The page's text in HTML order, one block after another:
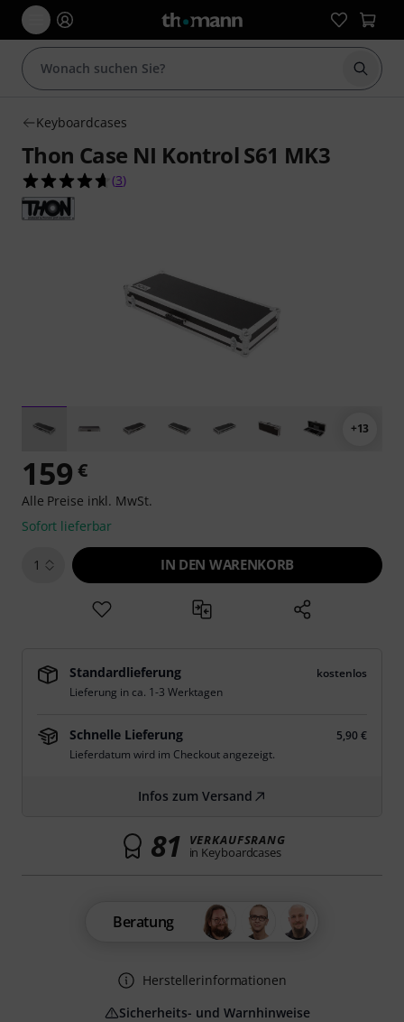
Suche
Keyboardcases
Thon Case NI Kontrol S61 MK3
4.7 von 5 Sternen aus 3 Kundenbewertungen
(3)
+13
159 €
Alle Preise inkl. MwSt.
Sofort lieferbar
1 IN DEN WARENKORB
Standardlieferung
kostenlos
Lieferung in ca. 1-3 Werktagen
Schnelle Lieferung
5,90 €
Lieferdatum wird im Checkout angezeigt.
Infos zum Versand
81 VERKAUFSRANG
in Keyboardcases
Beratung
Herstellerinformationen
Sicherheits- und Warnhinweise